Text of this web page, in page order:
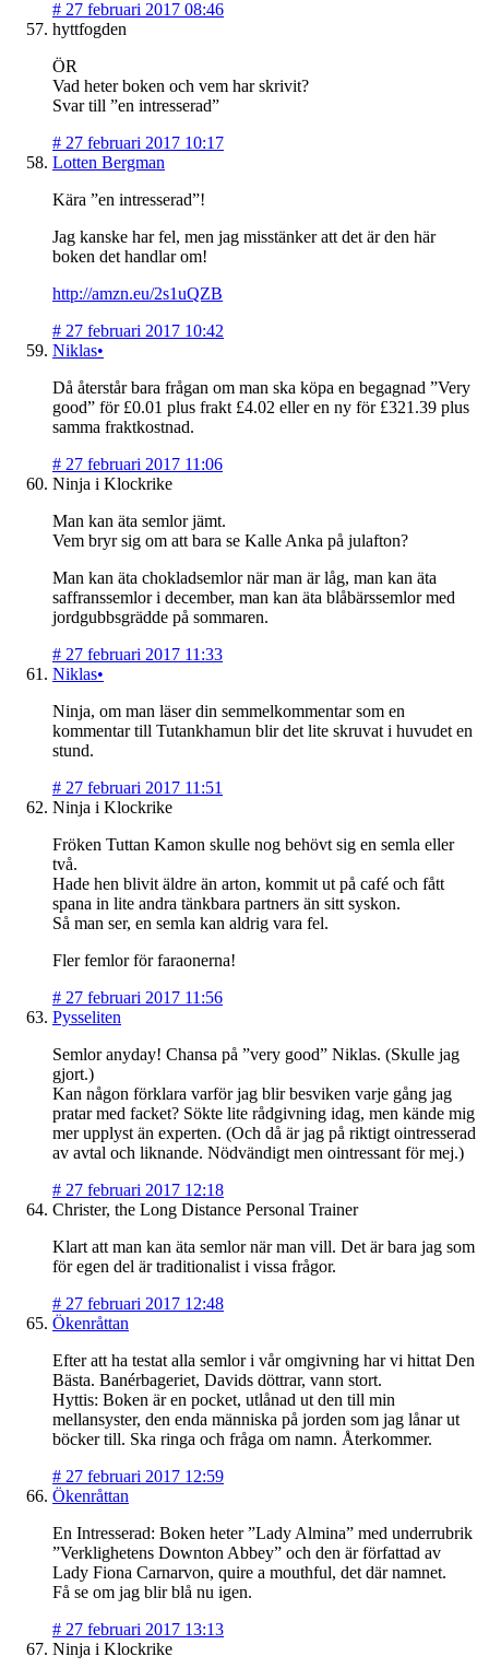
# 27 februari 2017 08:46
hyttfogden
ÖR
Vad heter boken och vem har skrivit?
Svar till ”en intresserad”
# 27 februari 2017 10:17
Lotten Bergman
Kära ”en intresserad”!
Jag kanske har fel, men jag misstänker att det är den här
boken det handlar om!
http://amzn.eu/2s1uQZB
# 27 februari 2017 10:42
Niklas•
Då återstår bara frågan om man ska köpa en begagnad ”Very
good” för £0.01 plus frakt £4.02 eller en ny för £321.39 plus
samma fraktkostnad.
# 27 februari 2017 11:06
Ninja i Klockrike
Man kan äta semlor jämt.
Vem bryr sig om att bara se Kalle Anka på julafton?
Man kan äta chokladsemlor när man är låg, man kan äta
saffranssemlor i december, man kan äta blåbärssemlor med
jordgubbsgrädde på sommaren.
# 27 februari 2017 11:33
Niklas•
Ninja, om man läser din semmelkommentar som en
kommentar till Tutankhamun blir det lite skruvat i huvudet en
stund.
# 27 februari 2017 11:51
Ninja i Klockrike
Fröken Tuttan Kamon skulle nog behövt sig en semla eller
två.
Hade hen blivit äldre än arton, kommit ut på café och fått
spana in lite andra tänkbara partners än sitt syskon.
Så man ser, en semla kan aldrig vara fel.
Fler femlor för faraonerna!
# 27 februari 2017 11:56
Pysseliten
Semlor anyday! Chansa på ”very good” Niklas. (Skulle jag
gjort.)
Kan någon förklara varför jag blir besviken varje gång jag
pratar med facket? Sökte lite rådgivning idag, men kände mig
mer upplyst än experten. (Och då är jag på riktigt ointresserad
av avtal och liknande. Nödvändigt men ointressant för mej.)
# 27 februari 2017 12:18
Christer, the Long Distance Personal Trainer
Klart att man kan äta semlor när man vill. Det är bara jag som
för egen del är traditionalist i vissa frågor.
# 27 februari 2017 12:48
Ökenråttan
Efter att ha testat alla semlor i vår omgivning har vi hittat Den
Bästa. Banérbageriet, Davids döttrar, vann stort.
Hyttis: Boken är en pocket, utlånad ut den till min
mellansyster, den enda människa på jorden som jag lånar ut
böcker till. Ska ringa och fråga om namn. Återkommer.
# 27 februari 2017 12:59
Ökenråttan
En Intresserad: Boken heter ”Lady Almina” med underrubrik
”Verklighetens Downton Abbey” och den är författad av
Lady Fiona Carnarvon, quire a mouthful, det där namnet.
Få se om jag blir blå nu igen.
# 27 februari 2017 13:13
Ninja i Klockrike